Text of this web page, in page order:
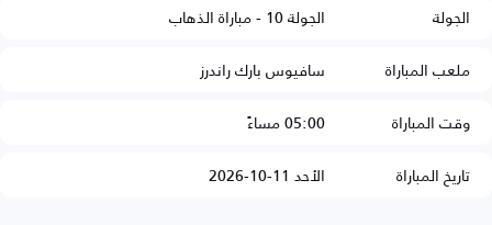
الجولة
الجولة 10 - مباراة الذهاب
ملعب المباراة
سافيوس بارك راندرز
وقت المباراة
05:00 مساءً
تاريخ المباراة
الأحد 11-10-2026